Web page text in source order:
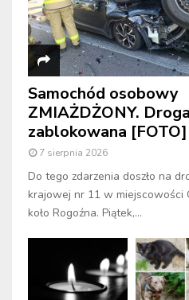
Samochód osobowy
ZMIAŻDŻONY. Droga
zablokowana [FOTO]
7 sierpnia 2026
Do tego zdarzenia doszło na
krajowej nr 11 w miejscowości
koło Rogoźna. Piątek,...